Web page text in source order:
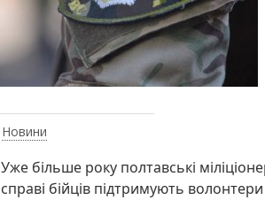
Новини
Уже більше року полтавські
справі бійців підтримують